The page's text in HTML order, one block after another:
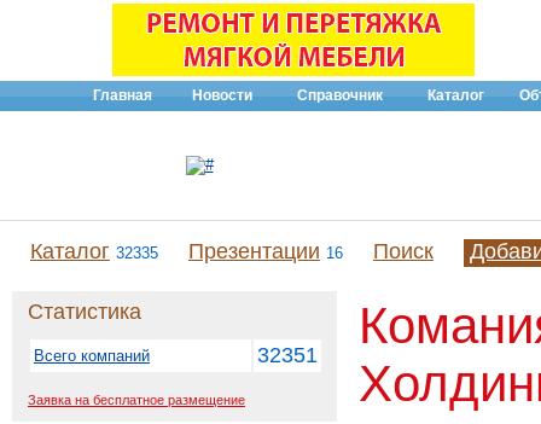
Главная Новости Справочник Каталог
Каталог 32335 Презентации 16 Поиск
Статистика
Всего компаний 32351
Заявка на бесплатное размещение